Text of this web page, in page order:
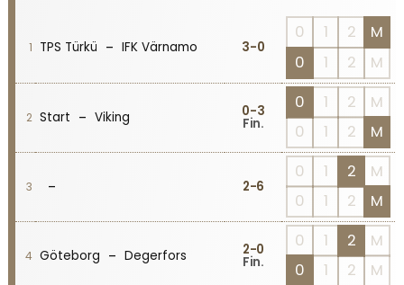
1 TPS Türkü - IFK Värnamo 3-0
0 1 2
M
0
1 2 M
2 Start - Viking 0-3
Fin.
0 1 2
M
0
1 2 M
3 - 2-6
0 1 2
M
0
1 2 M
4 Göteborg - Degerfors 2-0
Fin.
0 1 2
M
0
1 2 M